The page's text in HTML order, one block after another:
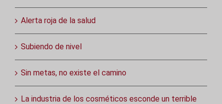
Alerta roja de la salud
Subiendo de nivel
Sin metas, no existe el camino
La industria de los cosméticos esconde un terrible